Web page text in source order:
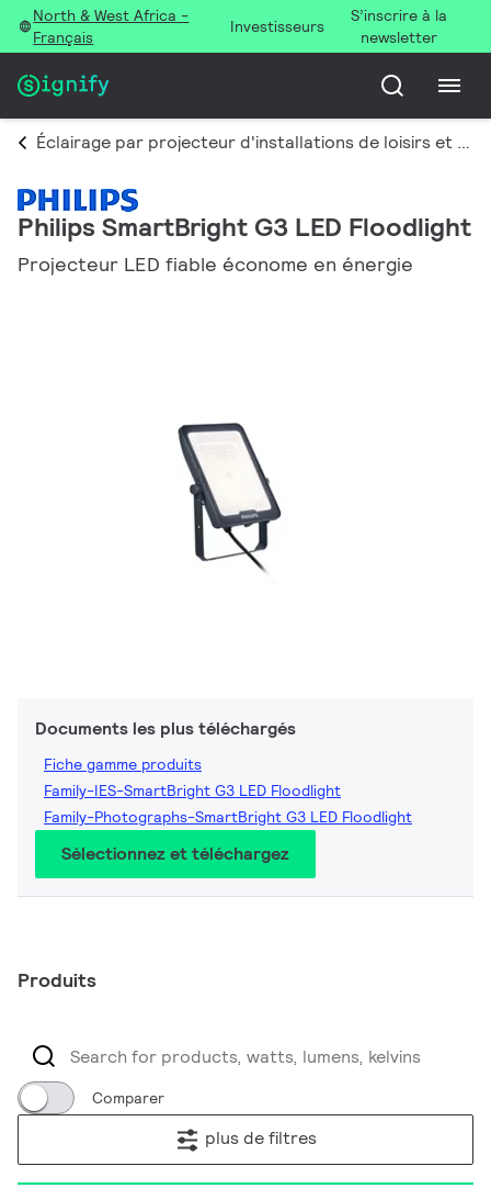
North & West Africa -
Français
Investisseurs
S’inscrire à la
newsletter
Éclairage par projecteur d'installations de loisirs et de grands espaces
Philips SmartBright G3 LED Floodlight
Projecteur LED fiable économe en énergie
Documents les plus téléchargés
Fiche gamme produits
Family-IES-SmartBright G3 LED Floodlight
Family-Photographs-SmartBright G3 LED Floodlight
Sélectionnez et téléchargez
Produits
Comparer
plus de filtres